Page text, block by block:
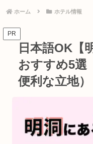
ホーム ホテル情報
PR
日本語OK【
おすすめ5選
便利な立地）